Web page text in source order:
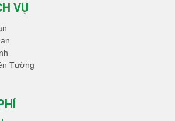
VỤ
Tường